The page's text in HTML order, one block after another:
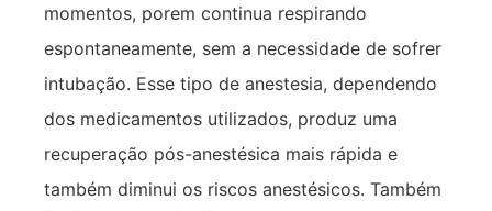
momentos, porem continua respirando
espontaneamente, sem a necessidade de sofrer
intubação. Esse tipo de anestesia, dependendo
dos medicamentos utilizados, produz uma
recuperação pós-anestésica mais rápida e
também diminui os riscos anestésicos. Também